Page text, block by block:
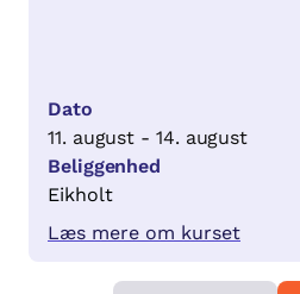
Dato
11. august - 14. august
Beliggenhed
Eikholt
Læs mere om kurset